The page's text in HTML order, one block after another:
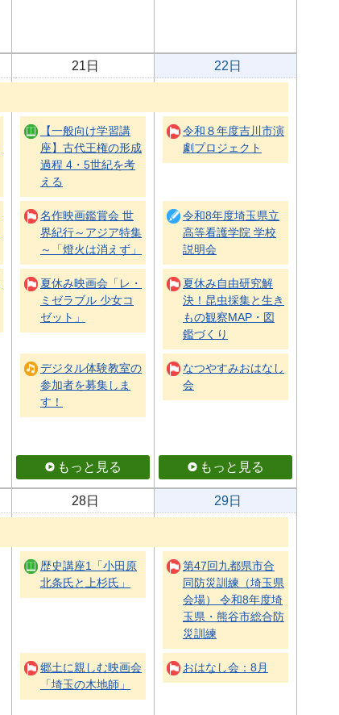
21日 22日
【一般向け学習講
座】古代王権の形成
過程 4・5世紀を考
える
令和８年度吉川市演
劇プロジェクト
名作映画鑑賞会 世
界紀行～アジア特集
～「燈火は消えず」
令和8年度埼玉県立
高等看護学院 学校
説明会
夏休み映画会「レ・
ミゼラブル 少女コ
ゼット」
夏休み自由研究解
決！昆虫採集と生き
もの観察MAP・図
鑑づくり
デジタル体験教室の
参加者を募集しま
す！
なつやすみおはなし
会
もっと見る もっと見る
28日 29日
歴史講座1「小田原
北条氏と上杉氏」
第47回九都県市合
同防災訓練（埼玉県
会場） 令和8年度埼
玉県・熊谷市総合防
災訓練
郷土に親しむ映画会
「埼玉の木地師」
おはなし会：8月